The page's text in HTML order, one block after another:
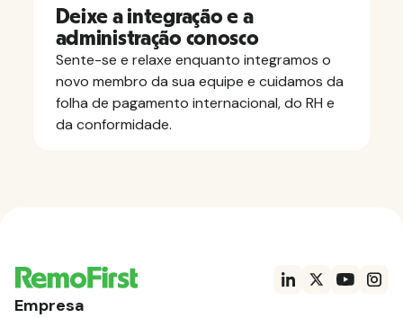
Deixe a integração e a
administração conosco
Sente-se e relaxe enquanto integramos o
novo membro da sua equipe e cuidamos da
folha de pagamento internacional, do RH e
da conformidade.
Empresa